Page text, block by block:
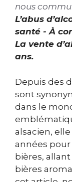
nous
L’abus
santé - À
La vente
ans.
Depuis des
sont
dans le
alsacien,
années
bières,
bières